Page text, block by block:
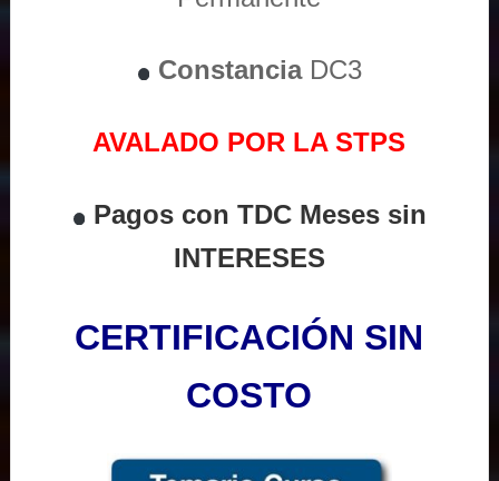
ConstanciaDC3
AVALADO POR LA STPS
Pagos con TDC Meses sin
INTERESES
CERTIFICACIÓN SIN
COSTO